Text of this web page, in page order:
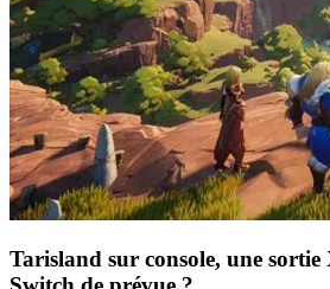
Tarisland sur console, une sortie